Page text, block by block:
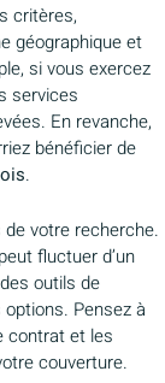
critères,
géographique et
si vous exercez
services
En revanche,
bénéficier de
.
votre recherche.
peut fluctuer d’un
outils de
Pensez à
contrat et les
couverture.